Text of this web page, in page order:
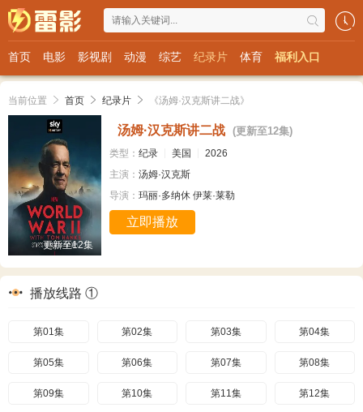
首页 电影 影视剧 动漫 综艺 纪录片 体育 福利入口
当前位置 首页 纪录片 《汤姆·汉克斯讲二战》
更新至12集
汤姆·汉克斯讲二战 (更新至12集)
类型： 纪录 美国
2026
主演： 汤姆·汉克斯
导演： 玛丽·多纳休 伊莱·莱勒
立即播放
播放线路 ①
第01集 第02集 第03集 第04集
第05集 第06集 第07集 第08集
第09集 第10集 第11集 第12集